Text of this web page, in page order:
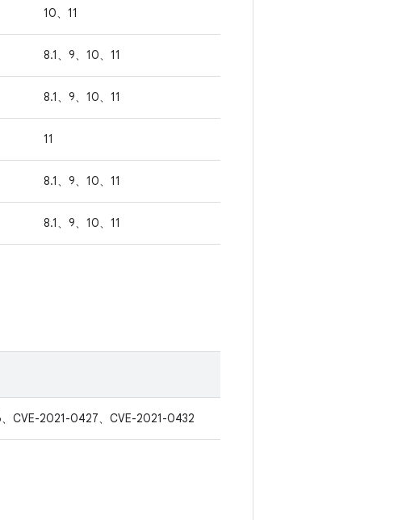
10、11
8.1、9、10、11
8.1、9、10、11
11
8.1、9、10、11
8.1、9、10、11
CVE-2021-0427、CVE-2021-0432